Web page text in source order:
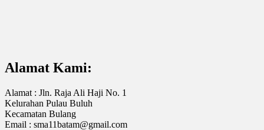
Alamat Kami:
Alamat : Jln. Raja Ali Haji No. 1
Kelurahan Pulau Buluh
Kecamatan Bulang
Email : sma11batam@gmail.com